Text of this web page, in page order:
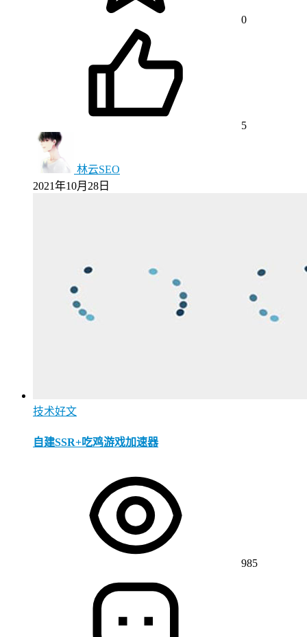
0
5
林云SEO
2021年10月28日
技术好文
自建SSR+吃鸡游戏加速器
985